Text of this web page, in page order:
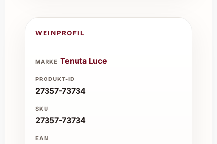
WEINPROFIL
MARKE Tenuta Luce
PRODUKT-ID
27357-73734
SKU
27357-73734
EAN